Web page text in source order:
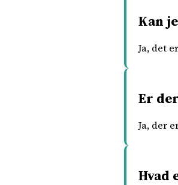
Kan
Ja, det
Er
Ja, der
Hvad